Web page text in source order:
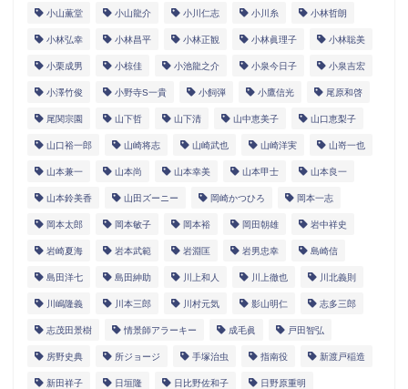
小山薫堂 小山龍介 小川仁志 小川糸 小林哲朗
小林弘幸 小林昌平 小林正観 小林眞理子 小林聡美
小栗成男 小椋佳 小池龍之介 小泉今日子 小泉吉宏
小澤竹俊 小野寺S一貴 小飼弾 小鷹信光 尾原和啓
尾関宗園 山下哲 山下清 山中恵美子 山口恵梨子
山口裕一郎 山崎将志 山崎武也 山崎洋実 山嵜一也
山本兼一 山本尚 山本幸美 山本甲士 山本良一
山本鈴美香 山田ズーニー 岡崎かつひろ 岡本一志
岡本太郎 岡本敏子 岡本裕 岡田朝雄 岩中祥史
岩崎夏海 岩本武範 岩淵匡 岩男忠幸 島崎信
島田洋七 島田紳助 川上和人 川上徹也 川北義則
川嶋隆義 川本三郎 川村元気 影山明仁 志多三郎
志茂田景樹 情景師アラーキー 成毛眞 戸田智弘
房野史典 所ジョージ 手塚治虫 指南役 新渡戸稲造
新田祥子 日垣隆 日比野佐和子 日野原重明